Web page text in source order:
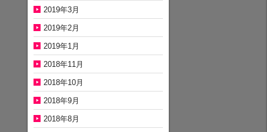
2019年3月
2019年2月
2019年1月
2018年11月
2018年10月
2018年9月
2018年8月